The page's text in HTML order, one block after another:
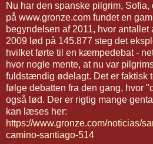
Nu har den spanske pilgrim, Sofia,
på www.gronze.com fundet en
begyndelsen af 2011, hvor
2009 lød på 145.877 steg det
hvilket førte til en kæmpedebat -
hvor nogle mente, at nu var
fuldstændig ødelagt. Det er faktisk
følge debatten fra den gang, hvor
også lød. Der er rigtig mange
kan læses her:
https://www.gronze.com/noticias/
camino-santiago-514